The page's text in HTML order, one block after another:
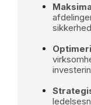
sikkerhed